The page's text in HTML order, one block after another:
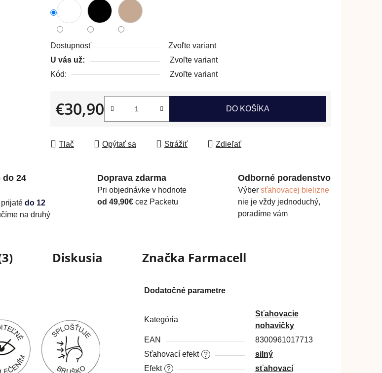
Dostupnosť
Zvoľte variant
U vás už:
Zvoľte variant
Kód: Zvoľte variant
€30,90
Jednotková cena:
DO KOŠÍKA
Tlač Opýtať sa Strážiť Zdieľať
do 24
do 12
na druhý
Doprava zdarma
Pri objednávke v hodnote
od 49,90€ cez Packetu
Odborné poradenstvo
Výber sťahovacej bielizne
nie je vždy jednoduchý,
poradíme vám
Diskusia Značka Farmacell
Dodatočné parametre
Kategória
Sťahovacie
nohavičky
EAN
8300961017713
?
Sťahovací efekt silný
?
Efekt sťahovací